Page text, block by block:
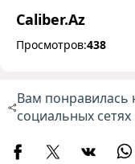
Caliber.Az
Просмотров:438
Вам понравилась
социальных сетях